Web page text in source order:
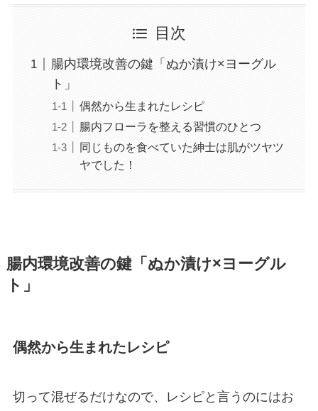
目次
腸内環境改善の鍵「ぬか漬け×ヨーグル
ト」
偶然から生まれたレシピ
腸内フローラを整える習慣のひとつ
同じものを食べていた紳士は肌がツヤツ
ヤでした！
腸内環境改善の鍵「ぬか漬け×ヨーグル
ト」
偶然から生まれたレシピ
切って混ぜるだけなので、レシピと言うのにはお